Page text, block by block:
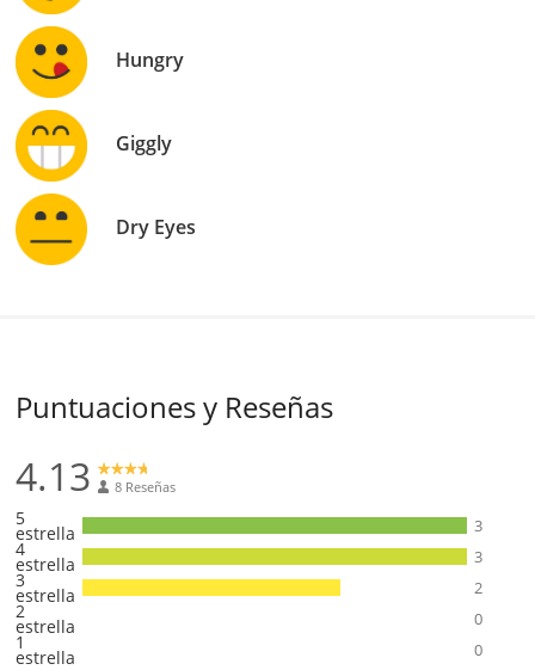
Hungry
Giggly
Dry Eyes
Puntuaciones y Reseñas
4.13 8 Reseñas
5
estrella 3
4
estrella 3
3
estrella 2
2
estrella 0
1
estrella 0